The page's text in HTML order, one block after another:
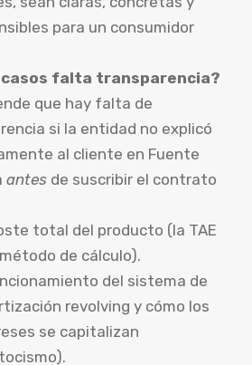
para un consumidor
casos falta transparencia?
que hay falta de
si la entidad no explicó
al cliente en Fuente
antes de suscribir el contrato
total del producto (la TAE
de cálculo).
del sistema de
revolving y cómo los
se capitalizan